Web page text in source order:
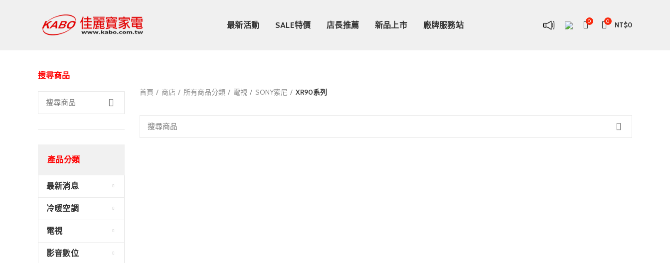
最新活動 SALE特價 店長推薦 新品上市 廠牌服務站 0 0 NT$0
搜尋商品
產品分類
最新消息
冷暖空調
電視
影音數位
首頁 商店 所有商品分類 電視 SONY索尼 XR90系列